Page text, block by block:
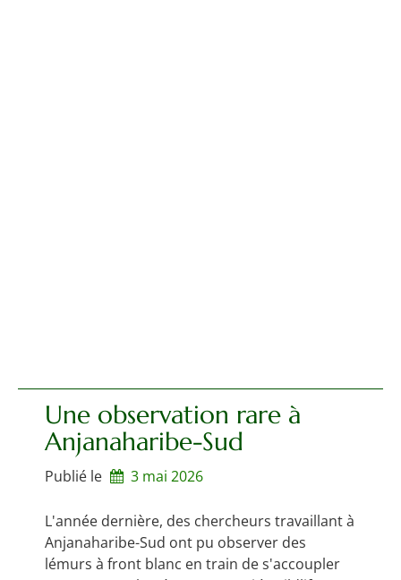
Une observation rare à
Anjanaharibe-Sud
Publié le 3 mai 2026
L'année dernière, des chercheurs travaillant à
Anjanaharibe-Sud ont pu observer des
lémurs à front blanc en train de s'accoupler